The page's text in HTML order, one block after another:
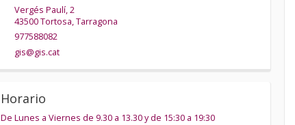
Vergés Paulí, 2
43500Tortosa,Tarragona
977588082
gis@gis.cat
Horario
De Lunes a Viernes de 9.30 a 13.30 y de 15:30 a 19:30